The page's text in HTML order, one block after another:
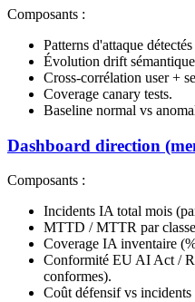
Composants :
Patterns d'attaque
Évolution drift
Cross-corrélation user +
Coverage canary tests.
Baseline normal vs
Dashboard direction
Composants :
Incidents IA total mois
MTTD / MTTR par
Coverage IA inventaire
Conformité EU AI Act /
conformes).
Coût défensif vs incidents